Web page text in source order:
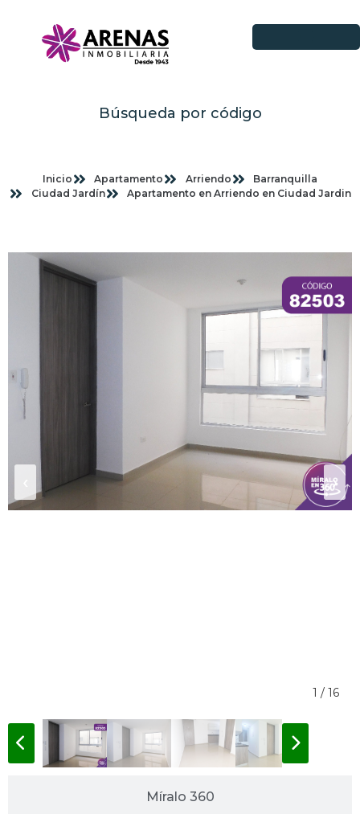
Búsqueda por código
Inicio Apartamento Arriendo
Barranquilla
Ciudad Jardín
Apartamento en Arriendo en Ciudad Jardin
Míralo 360
1 / 16
›